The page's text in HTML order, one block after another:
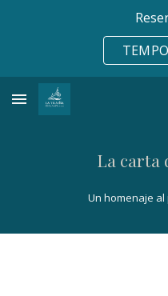
La carta
Un homenaje al